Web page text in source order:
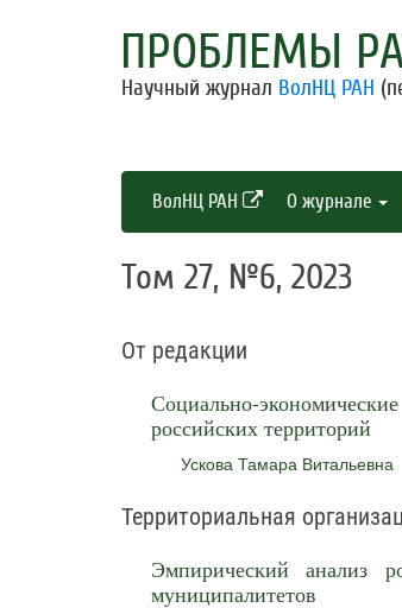
ПРОБЛЕМЫ
Научный журнал ВолНЦ РАН
ВолНЦ РАН О журнале
Том 27, №6, 2023
От редакции
Социально-
российских территорий
Ускова Тамара Витальевна
Территориальная
Эмпирический анализ
муниципалитетов